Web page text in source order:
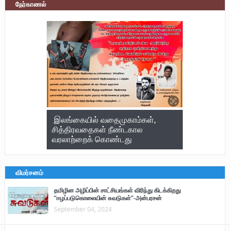
நேர்காணல்
இலங்கையில் வதைமுகாம்கள்,
சித்திரவதைகள் நீண்டகால
வரலாற்றைக் கொண்டது
விமர்சனம்
தமிழின அழிப்பின் சாட்சியங்கள் விரிந்து கிடக்கிறது
“ஈழப்படுகொலையின் சுவடுகள்”-அன்பரசன்
September 04, 2024